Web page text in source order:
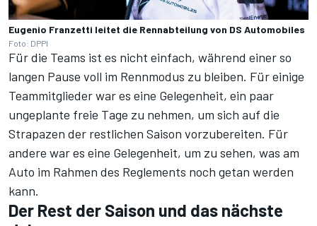
Eugenio Franzetti leitet die Rennabteilung von DS Automobiles
Foto: DPPI
Für die Teams ist es nicht einfach, während einer so
langen Pause voll im Rennmodus zu bleiben. Für einige
Teammitglieder war es eine Gelegenheit, ein paar
ungeplante freie Tage zu nehmen, um sich auf die
Strapazen der restlichen Saison vorzubereiten. Für
andere war es eine Gelegenheit, um zu sehen, was am
Auto im Rahmen des Reglements noch getan werden
kann.
Der Rest der Saison und das nächste